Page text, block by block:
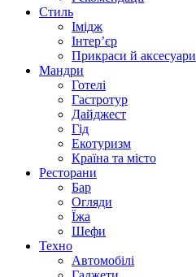
Стиль
Імідж
Інтер’єр
Прикраси й аксесуари
Мандри
Готелі
Гастротур
Дайджест
Гід
Екотуризм
Країна та місто
Ресторани
Бар
Огляди
Їжа
Шефи
Техно
Автомобілі